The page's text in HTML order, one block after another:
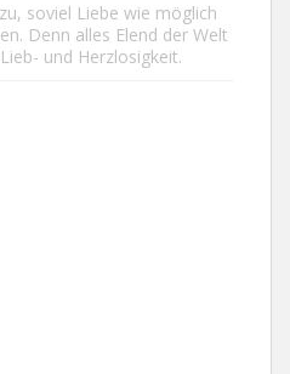
soviel Liebe wie möglich
Denn alles Elend der Welt
und Herzlosigkeit.